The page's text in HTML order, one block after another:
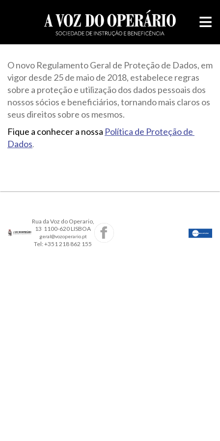
≡
O novo Regulamento Geral de Proteção de Dados, em
vigor desde 25 de maio de 2018, estabelece regras
sobre a proteção e utilização dos dados pessoais dos
nossos sócios e beneficiários, tornando mais claros os
seus direitos sobre os mesmos.
Fique a conhecer a nossa Política de Proteção de
Dados.
Rua da Voz do Operario,
13 1100-620 LISBOA
geral@vozoperario.pt
Tel: +351 218 862 155